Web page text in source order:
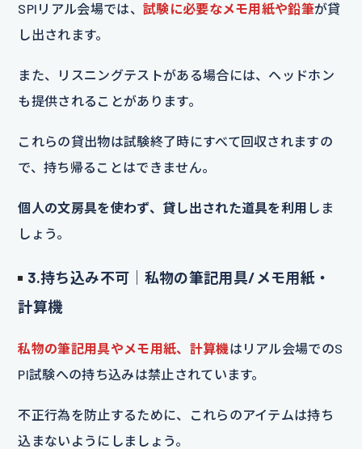
SPIリアル会場では、 試験に必要なメモ用紙や鉛筆が貸
し出されます。
また、リスニングテストがある場合には、ヘッドホン
も提供されることがあります。
これらの貸出物は試験終了時にすべて回収されますの
で、持ち帰ることはできません。
個人の文房具を使わず、貸し出された道具を利用 しま
しょう。
3.持ち込み不可｜私物の筆記用具/メモ用紙・
計算機
私物の筆記用具やメモ用紙、計算機はリアル会場でのS
PI試験への持ち込みは禁止されています。
不正行為を防止するために、これらのアイテムは持ち
込まないようにしましょう。